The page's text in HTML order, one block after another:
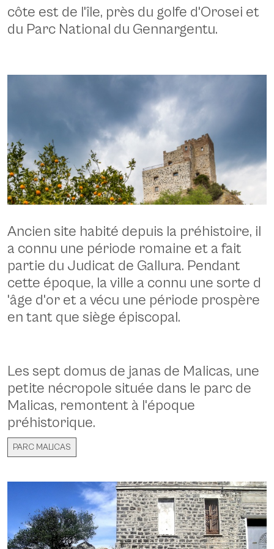
côte est de l'île, près du golfe d'Orosei et
du Parc National du Gennargentu.
Galtellì, château de Malicas - CC BY-ND 2.0 Jean-François Renaud -
flickr.com - https://www.flickr.com/photos/jfrenaud/40993839392/
Ancien site habité depuis la préhistoire, il
a connu une période romaine et a fait
partie du Judicat de Gallura. Pendant
cette époque, la ville a connu une sorte d
'âge d'or et a vécu une période prospère
en tant que siège épiscopal.
Les sept domus de janas de Malicas, une
petite nécropole située dans le parc de
Malicas, remontent à l'époque
préhistorique.
PARC MALICAS